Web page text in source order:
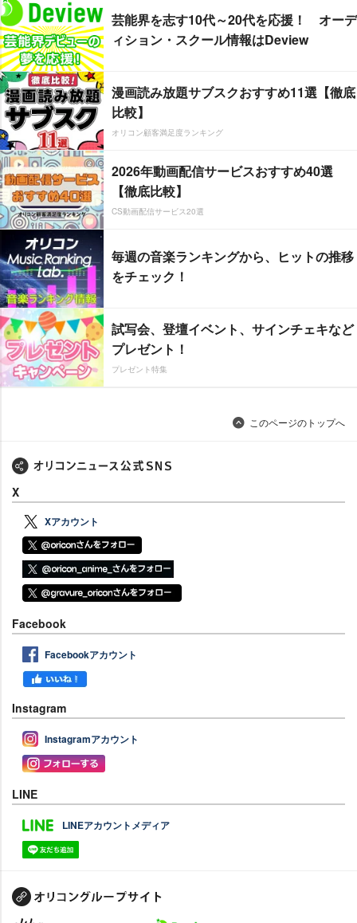
芸能界を志す10代～20代を応援！ オーデ
ィション・スクール情報はDeview
漫画読み放題サブスクおすすめ11選【徹底
比較】
オリコン顧客満足度ランキング
2026年動画配信サービスおすすめ40選
【徹底比較】
CS動画配信サービス20選
毎週の音楽ランキングから、ヒットの推移
をチェック！
試写会、登壇イベント、サインチェキなど
プレゼント！
プレゼント特集
このページのトップへ
X
Xアカウント
Facebook
Facebookアカウント
Instagram
Instagramアカウント
LINE
LINEアカウントメディア